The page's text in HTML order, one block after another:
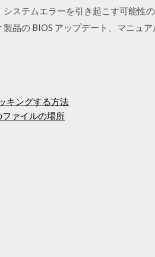
ステムエラーを引き起こす可能性
品の BIOS アップデート、マニュ
キングする方法
ァイルの場所